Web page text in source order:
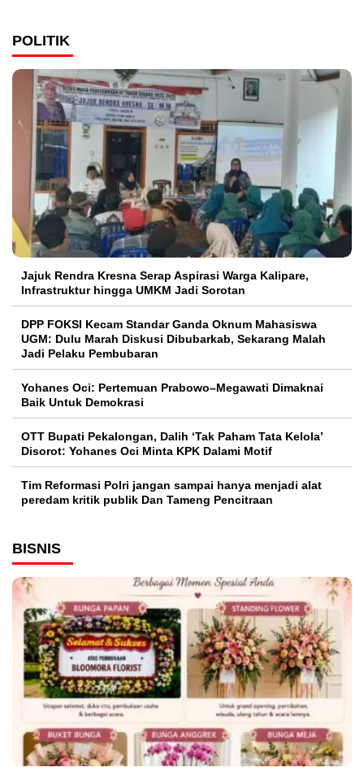
POLITIK
Jajuk Rendra Kresna Serap Aspirasi Warga Kalipare,
Infrastruktur hingga UMKM Jadi Sorotan
DPP FOKSI Kecam Standar Ganda Oknum Mahasiswa
UGM: Dulu Marah Diskusi Dibubarkab, Sekarang Malah
Jadi Pelaku Pembubaran
Yohanes Oci: Pertemuan Prabowo–Megawati Dimaknai
Baik Untuk Demokrasi
OTT Bupati Pekalongan, Dalih ‘Tak Paham Tata Kelola’
Disorot: Yohanes Oci Minta KPK Dalami Motif
Tim Reformasi Polri jangan sampai hanya menjadi alat
peredam kritik publik Dan Tameng Pencitraan
BISNIS